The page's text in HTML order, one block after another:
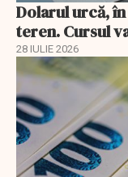
Dolarul urcă,
teren. Cursul
28 IULIE 2026